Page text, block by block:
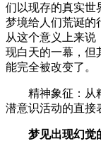
们以现存的真实世
梦境给人们荒诞的
从这个意义上来说
现白天的一幕，但
能完全被改变了。
精神象征：从精
潜意识活动的直接
梦见出现幻觉